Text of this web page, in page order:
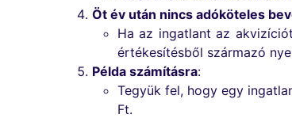
Öt év után nincs adóköteles
Ha az ingatlant az
értékesítésből származó
Példa számításra:
Tegyük fel, hogy egy
Ft.